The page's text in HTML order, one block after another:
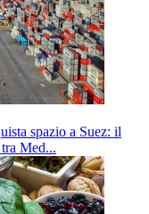
spazio a Suez: il
Med...